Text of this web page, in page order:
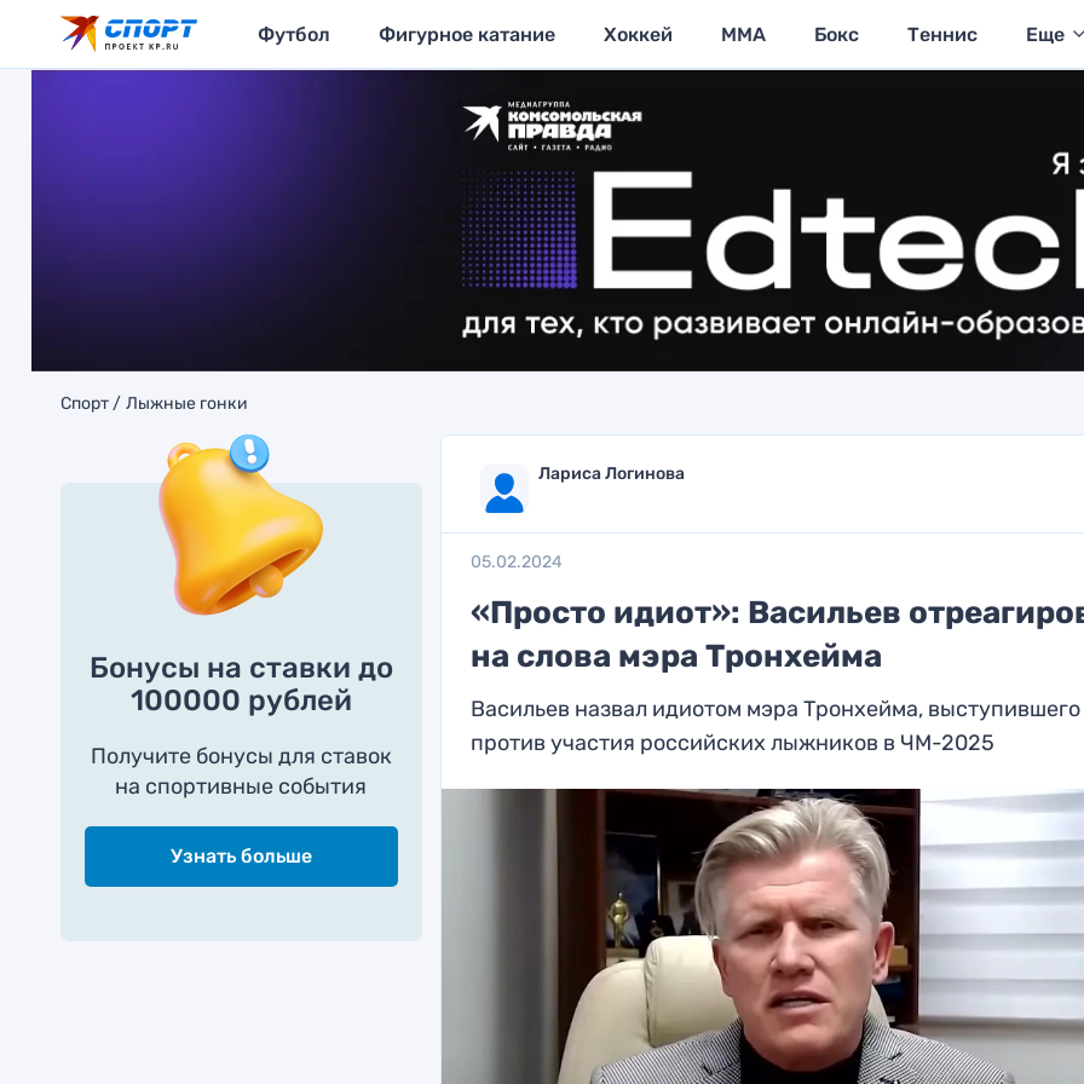
Футбол Фигурное катание Хоккей MMA Бокс Теннис Еще
Спорт Лыжные гонки
Бонусы на ставки до
100000 рублей
Получите бонусы для ставок
на спортивные события
Узнать больше
Лариса Логинова
05.02.2024
«Просто идиот»: Васильев
на слова мэра Тронхейма
Васильев назвал идиотом мэра Тронхейма, выступившего
против участия российских лыжников в ЧМ-2025